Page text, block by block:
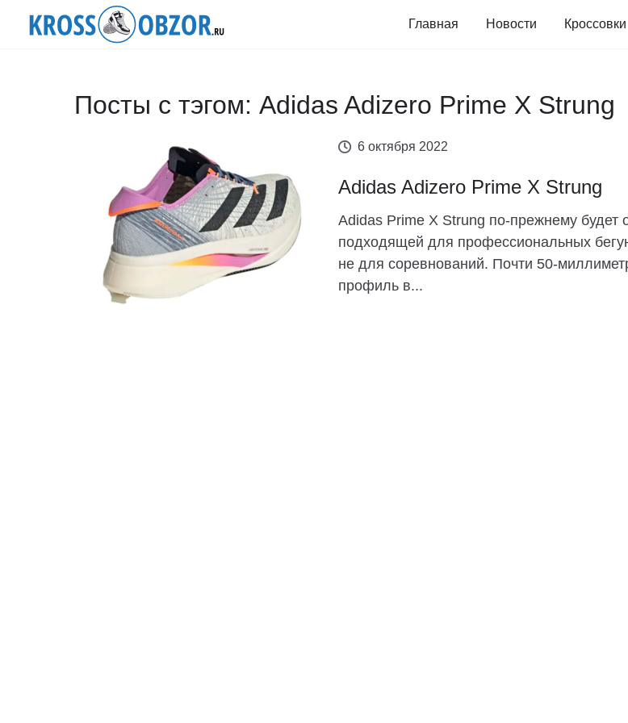
Главная Новости Кроссовки
Посты с тэгом: Adidas Adizero Prime X Strung
6 октября 2022
Adidas Adizero Prime X Strung
Adidas Prime X Strung по-прежнему будет
подходящей для профессиональных
не для соревнований. Почти 50-
профиль в...